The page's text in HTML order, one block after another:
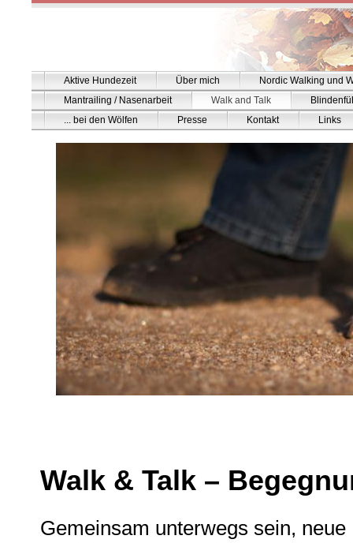
Aktive Hundezeit Über mich
Nordic Walking und
Mantrailing / Nasenarbeit
Walk and Talk
... bei den Wölfen
Presse Kontakt Links
Walk & Talk –
Gemeinsam unterwegs sein,